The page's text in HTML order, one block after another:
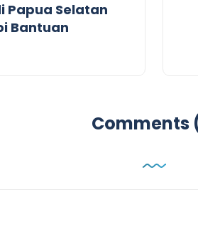
Papua Selatan
Bantuan
Comments